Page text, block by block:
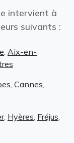
intervient à
suivants :
Aix-en-
Cannes
, Hyères Fréjus